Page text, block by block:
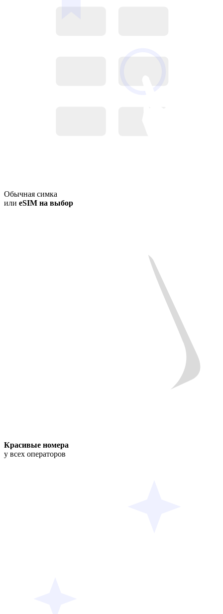
Обычная симка
или eSIM на выбор
Красивые номера
у всех операторов